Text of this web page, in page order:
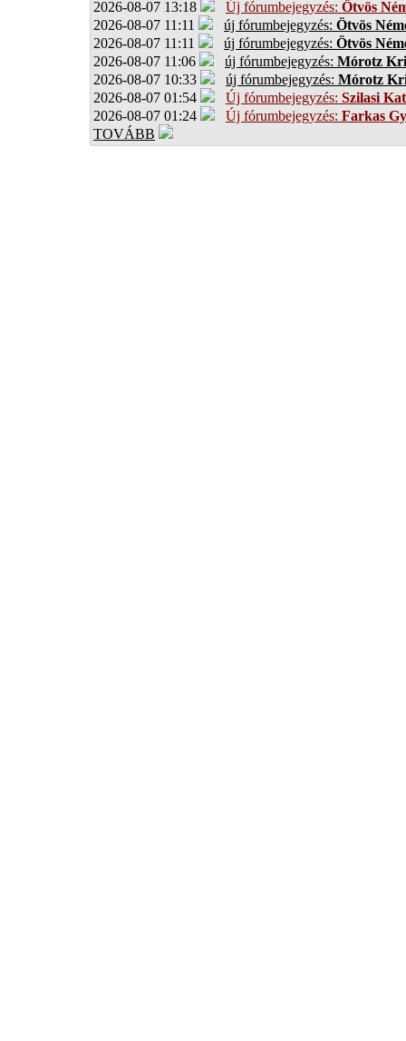
2026-08-07 13:18 Új fórumbejegyzés: Ötvös
2026-08-07 11:11
új fórumbejegyzés: Ötvös
2026-08-07 11:11
új fórumbejegyzés: Ötvös
2026-08-07 11:06
új fórumbejegyzés: Mórotz
2026-08-07 10:33
új fórumbejegyzés: Mórotz
2026-08-07 01:54
Új fórumbejegyzés: Szilasi
2026-08-07 01:24
Új fórumbejegyzés: Farkas
TOVÁBB